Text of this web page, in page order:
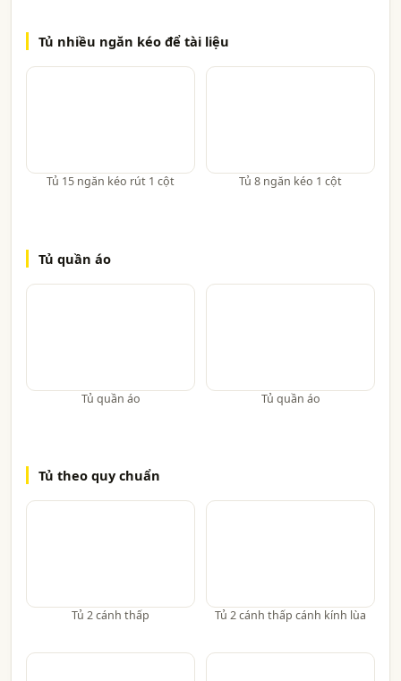
Tủ nhiều ngăn kéo để tài liệu
Tủ 15 ngăn kéo rút 1 cột Tủ 8 ngăn kéo 1 cột
Tủ quần áo
Tủ quần áo Tủ quần áo
Tủ theo quy chuẩn
Tủ 2 cánh thấp Tủ 2 cánh thấp cánh kính lùa